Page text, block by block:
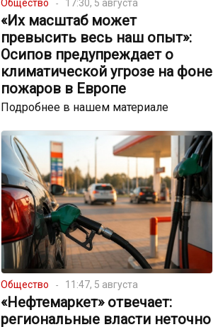
Общество 17:30, 5 августа
«Их масштаб может
превысить весь наш опыт»:
Осипов предупреждает о
климатической угрозе на фоне
пожаров в Европе
Подробнее в нашем материале
Общество 11:47, 5 августа
«Нефтемаркет» отвечает:
региональные власти неточно